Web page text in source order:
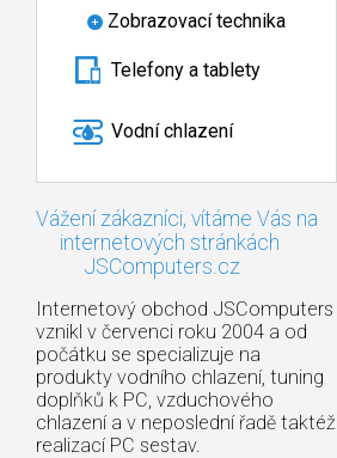
Zobrazovací technika
Telefony a tablety
Vodní chlazení
Vážení zákazníci, vítáme Vás na
internetových stránkách
JSComputers.cz
Internetový obchod JSComputers
vznikl v červenci roku 2004 a od
počátku se specializuje na
produkty vodního chlazení, tuning
doplňků k PC, vzduchového
chlazení a v neposlední řadě taktéž
realizací PC sestav.